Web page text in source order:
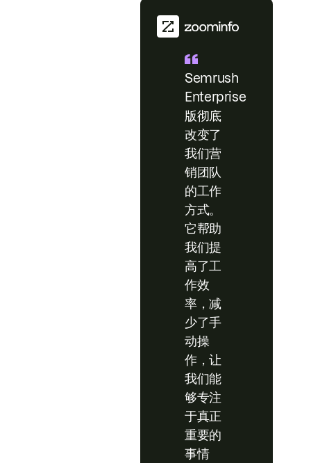
Semrush
Enterprise
版彻底
改变了
我们营
销团队
的工作
方式。
它帮助
我们提
高了工
作效
率，减
少了手
动操
作，让
我们能
够专注
于真正
重要的
事情